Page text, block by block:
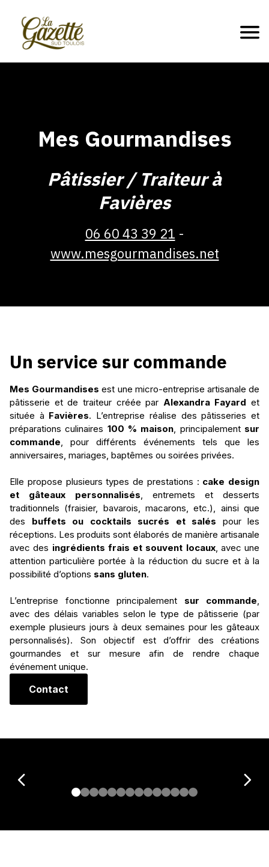
Mes Gourmandises
Pâtissier / Traiteur à
Favières
06 60 43 39 21
www.mesgourmandises.net
Un service sur commande
Mes Gourmandises
Alexandra Fayard
Favières
100 % maison
sur
commande
cake design
et gâteaux personnalisés
buffets ou cocktails sucrés et salés
ingrédients frais et souvent locaux
sans gluten
sur commande